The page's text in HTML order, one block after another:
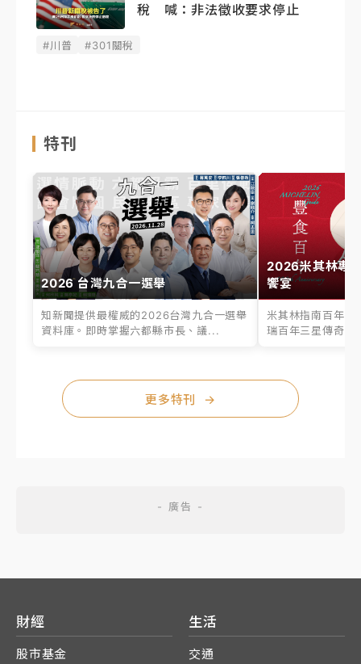
稅 喊：非法徵收要求停止
#川普 #301關稅
特刊
2026 台灣九合一選舉
知新聞提供最權威的2026台灣九合一選舉
資料庫。即時掌握六都縣市長、議...
2026米其林專
饗宴
米其林指南百年之
瑞百年三星傳奇、
更多特刊 →
財經
股市基金
生活
交通